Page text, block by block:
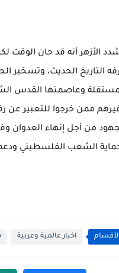
الأزهر أنه قد حان الوقت
التاريخ الحديث، وتسخير
وعاصمتها القدس
ممن خرجوا للتعبير عن
من أجل إنهاء العدوان
الشعب الفلسطيني
اخبار عالمية وعربية